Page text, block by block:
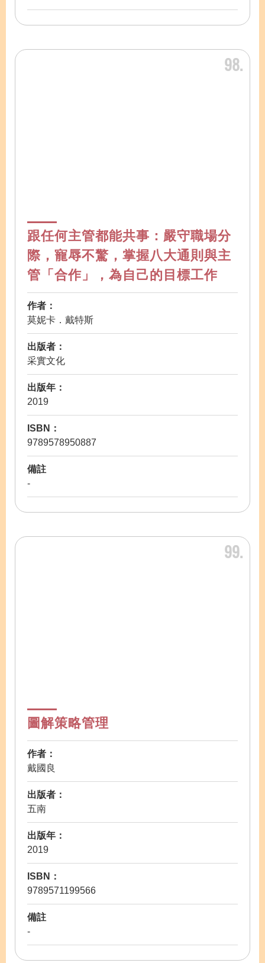
98
跟任何主管都能共事：嚴守職場分
際，寵辱不驚，掌握八大通則與主
管「合作」，為自己的目標工作
作者：
莫妮卡．戴特斯
出版者：
采實文化
出版年：
2019
ISBN：
9789578950887
備註
-
99
圖解策略管理
作者：
戴國良
出版者：
五南
出版年：
2019
ISBN：
9789571199566
備註
-